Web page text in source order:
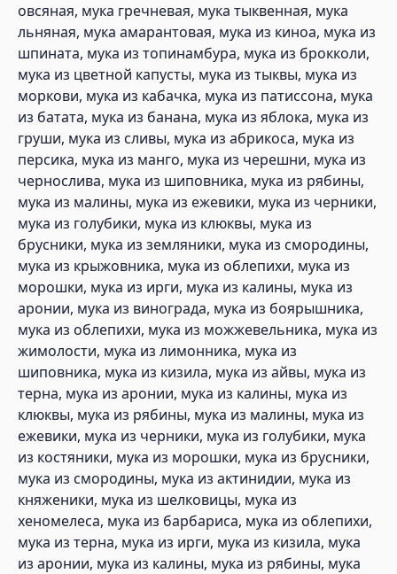
овсяная, мука гречневая, мука тыквенная, мука
льняная, мука амарантовая, мука из киноа, мука из
шпината, мука из топинамбура, мука из брокколи,
мука из цветной капусты, мука из тыквы, мука из
моркови, мука из кабачка, мука из патиссона, мука
из батата, мука из банана, мука из яблока, мука из
груши, мука из сливы, мука из абрикоса, мука из
персика, мука из манго, мука из черешни, мука из
чернослива, мука из шиповника, мука из рябины,
мука из малины, мука из ежевики, мука из черники,
мука из голубики, мука из клюквы, мука из
брусники, мука из земляники, мука из смородины,
мука из крыжовника, мука из облепихи, мука из
морошки, мука из ирги, мука из калины, мука из
аронии, мука из винограда, мука из боярышника,
мука из облепихи, мука из можжевельника, мука из
жимолости, мука из лимонника, мука из
шиповника, мука из кизила, мука из айвы, мука из
терна, мука из аронии, мука из калины, мука из
клюквы, мука из рябины, мука из малины, мука из
ежевики, мука из черники, мука из голубики, мука
из костяники, мука из морошки, мука из брусники,
мука из смородины, мука из актинидии, мука из
княженики, мука из шелковицы, мука из
хеномелеса, мука из барбариса, мука из облепихи,
мука из терна, мука из ирги, мука из кизила, мука
из аронии, мука из калины, мука из рябины, мука